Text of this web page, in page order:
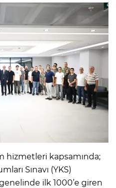
hizmetleri kapsamında;
Sınavı (YKS)
ilk 1000’e giren